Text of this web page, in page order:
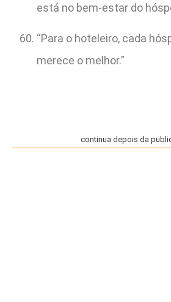
está no bem-estar do
“Para o hoteleiro, cada
merece o melhor.”
continua depois da